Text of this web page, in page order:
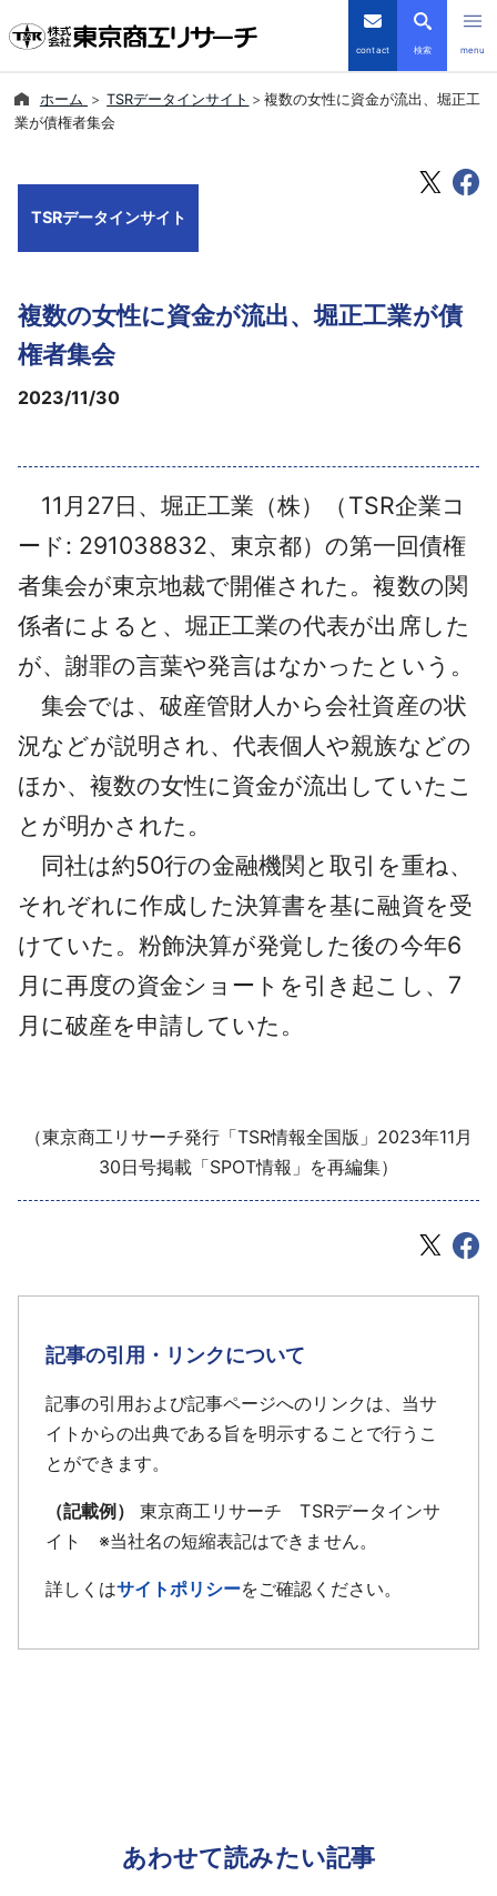
contact 検索 menu
導入事例
採用情報
よくあるご質問
English
ホーム TSRデータインサイト
複数の女性に資金が流出、堀正工
業が債権者集会
TSRデータインサイト
複数の女性に資金が流出、堀正工業が債
権者集会
2023/11/30
11月27日、堀正工業（株）（TSR企業コ
ード: 291038832、東京都）の第一回債権
者集会が東京地裁で開催された。複数の関
係者によると、堀正工業の代表が出席した
が、謝罪の言葉や発言はなかったという。
集会では、破産管財人から会社資産の状
況などが説明され、代表個人や親族などの
ほか、複数の女性に資金が流出していたこ
とが明かされた。
同社は約50行の金融機関と取引を重ね、
それぞれに作成した決算書を基に融資を受
けていた。粉飾決算が発覚した後の今年6
月に再度の資金ショートを引き起こし、7
月に破産を申請していた。
（東京商工リサーチ発行「TSR情報全国版」2023年11月
30日号掲載「SPOT情報」を再編集）
記事の引用・リンクについて
記事の引用および記事ページへのリンクは、当サ
イトからの出典である旨を明示することで行うこ
とができます。
（記載例）
東京商工リサーチ TSRデータインサ
イト ※当社名の短縮表記はできません。
詳しくはサイトポリシーをご確認ください。
あわせて読みたい記事